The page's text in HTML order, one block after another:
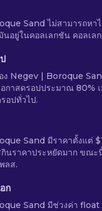
Sand ไม่สามารถหาไ
นอยู่ในคอลเลกชัน คอลเ
ง Negev | Boroque
กาสดรอปประมาณ 80% เ
อปทั่วไป.
Sand มีราคาตั้งแต่
นราคาประหยัดมาก ขณะ
ลส.
ก
Sand มีช่วงค่า float